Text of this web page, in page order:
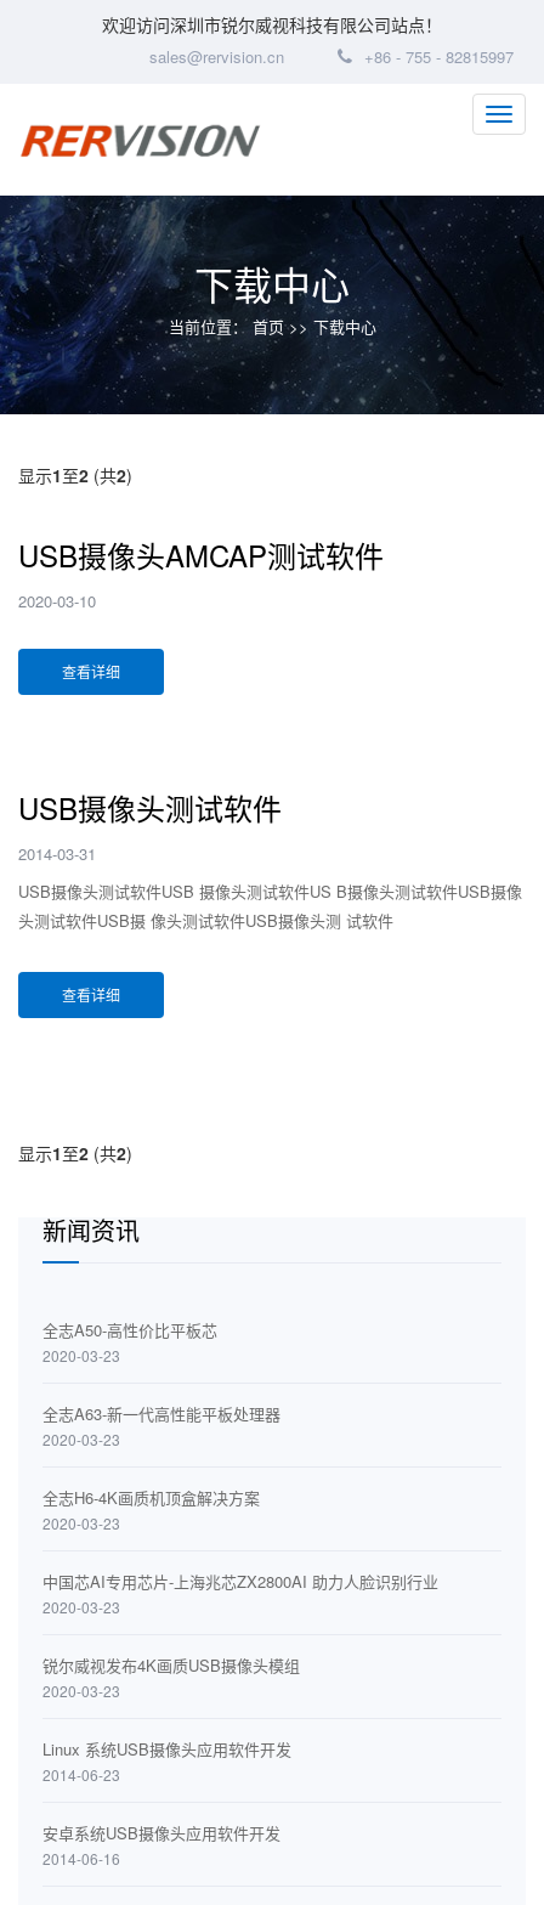
欢迎访问深圳市锐尔威视科技有限公司站点！
sales@rervision.cn +86 - 755 - 82815997
下载中心
当前位置： 首页>> 下载中心
显示1至2 (共2)
USB摄像头AMCAP测试软件
2020-03-10
查看详细
USB摄像头测试软件
2014-03-31
USB摄像头测试软件USB 摄像头测试软件US B摄像头测试软件USB摄像
头测试软件USB摄 像头测试软件USB摄像头测 试软件
查看详细
显示1至2 (共2)
新闻资讯
全志A50-高性价比平板芯
2020-03-23
全志A63-新一代高性能平板处理器
2020-03-23
全志H6-4K画质机顶盒解决方案
2020-03-23
中国芯AI专用芯片-上海兆芯ZX2800AI 助力人脸识别行业
2020-03-23
锐尔威视发布4K画质USB摄像头模组
2020-03-23
Linux 系统USB摄像头应用软件开发
2014-06-23
安卓系统USB摄像头应用软件开发
2014-06-16